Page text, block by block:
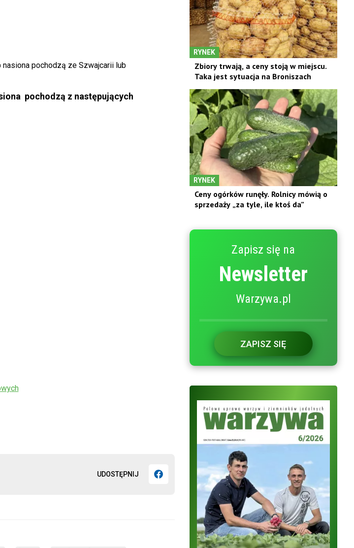
UDOSTĘPNIJ
pochodzą ze Szwajcarii lub
pochodzą z następujących
RYNEK
Zbiory trwają, a ceny stoją w miejscu.
Taka jest sytuacja na Broniszach
RYNEK
Ceny ogórków runęły. Rolnicy mówią o
sprzedaży „za tyle, ile ktoś da”
Zapisz się na
Newsletter
Warzywa.pl
ZAPISZ SIĘ